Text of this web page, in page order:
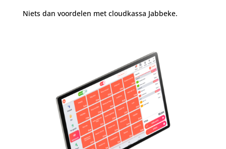
Niets dan voordelen met cloudkassa Jabbeke.